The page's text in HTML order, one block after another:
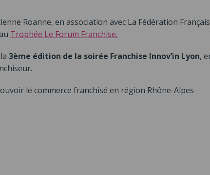
Roanne, en association avec La Fédération
Trophée Le Forum Franchise.
3ème édition de la soirée Franchise Innov’in Lyon,
le commerce franchisé en région Rhône-Alpes-